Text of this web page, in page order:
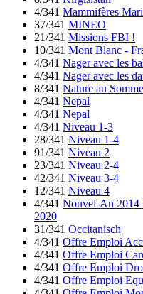
4/341 Mammifères
37/341 MINEO
21/341 Missions FBI !
10/341 Mont Blanc -
4/341 Nager avec les
4/341 Nager avec les
8/341 Nature au
4/341 Nepal
4/341 Nepal
4/341 Niveau 1-3
28/341 Niveau 1-4
91/341 Niveau 2
23/341 Niveau 2-4
42/341 Niveau 3-4
12/341 Niveau 4
4/341 Nouvel-An 2014
2020
31/341 Occitanisch
4/341 Offre Emploi
4/341 Offre Emploi
4/341 Offre Emploi
4/341 Offre Emploi